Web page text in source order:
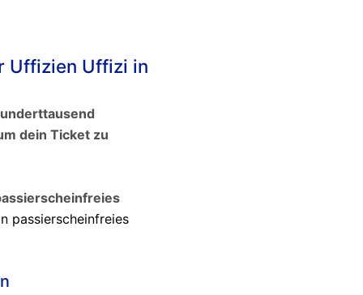
Uffizien Uffizi in
dein Ticket zu
passierscheinfreies